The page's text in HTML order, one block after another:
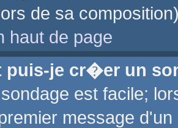
de sa
haut de page
puis-je cr�er un
est facile;
message